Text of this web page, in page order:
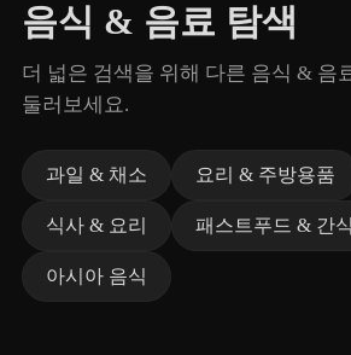
음식 & 음료 탐색
더 넓은 검색을 위해 다른 음식 & 음
둘러보세요.
과일 & 채소 요리 & 주방용품
식사 & 요리 패스트푸드 & 간식
아시아 음식